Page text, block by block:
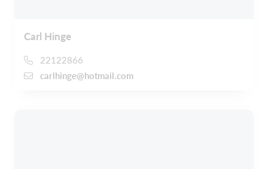
Carl Hinge
22122866
carlhinge@hotmail.com